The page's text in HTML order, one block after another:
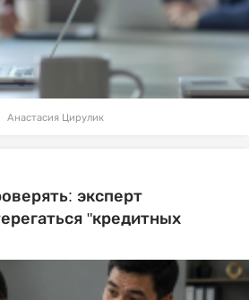
Анастасия Цирулик
эксперт
"кредитных